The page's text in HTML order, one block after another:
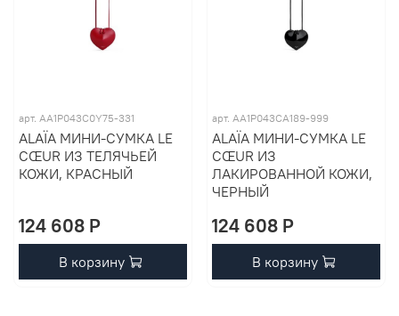
арт. AA1P043C0Y75-331
ALAÏA МИНИ-СУМКА LE
CŒUR ИЗ ТЕЛЯЧЬЕЙ
КОЖИ, КРАСНЫЙ
124 608 P
В корзину
арт. AA1P043CA189-999
ALAÏA МИНИ-СУМКА LE
CŒUR ИЗ
ЛАКИРОВАННОЙ КОЖИ,
ЧЕРНЫЙ
124 608 P
В корзину